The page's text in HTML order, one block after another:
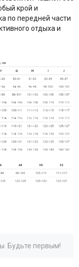
крой и
по передней части
отдыха и
Будьте первым!